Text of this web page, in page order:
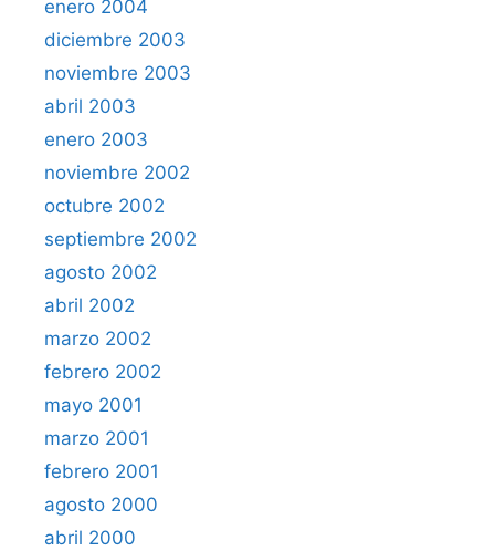
enero 2004
diciembre 2003
noviembre 2003
abril 2003
enero 2003
noviembre 2002
octubre 2002
septiembre 2002
agosto 2002
abril 2002
marzo 2002
febrero 2002
mayo 2001
marzo 2001
febrero 2001
agosto 2000
abril 2000